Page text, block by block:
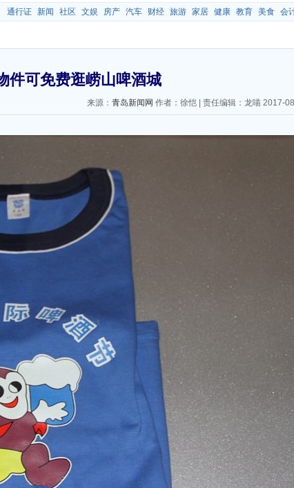
通行证 新闻 社区 文娱 房产 汽车 财经 旅游 家居 健康 教育 美食 会
件可免费逛崂山啤酒城
来源： 青岛新闻网 作者：徐恺 责任编辑：龙喵 2017-